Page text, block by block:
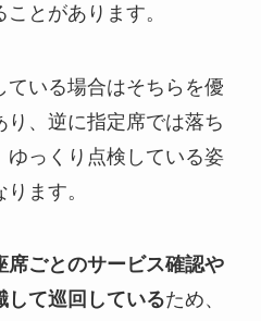
とがあります。
いる場合はそちらを優
、逆に指定席では落ち
ゆっくり点検している姿
ます。
席ごとのサービス確認や
して巡回しているため、